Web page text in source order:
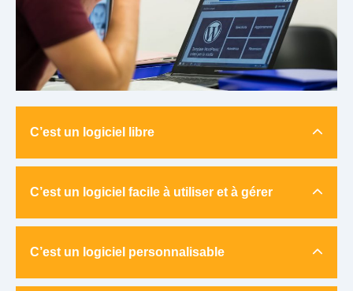
C’est un logiciel libre
C’est un logiciel facile à utiliser et à gérer
C’est un logiciel personnalisable